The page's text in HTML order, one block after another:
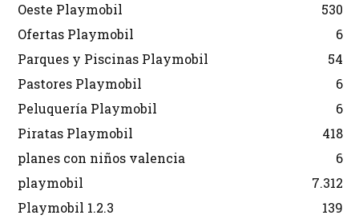
Oeste Playmobil
530
Ofertas Playmobil
6
Parques y Piscinas Playmobil
54
Pastores Playmobil
6
Peluquería Playmobil
6
Piratas Playmobil
418
planes con niños valencia
6
playmobil
7.312
Playmobil 1.2.3
139